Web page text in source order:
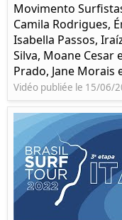
Movimento
Camila Rodrigues,
Isabella Passos,
Silva, Moane Cesar
Prado, Jane Morais
Vidéo publiée le 15/06/